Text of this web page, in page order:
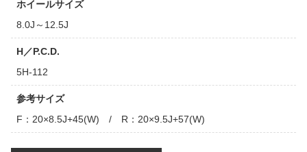
ホイールサイズ
8.0J～12.5J
H／P.C.D.
5H-112
参考サイズ
F：20×8.5J+45(W) / R：20×9.5J+57(W)